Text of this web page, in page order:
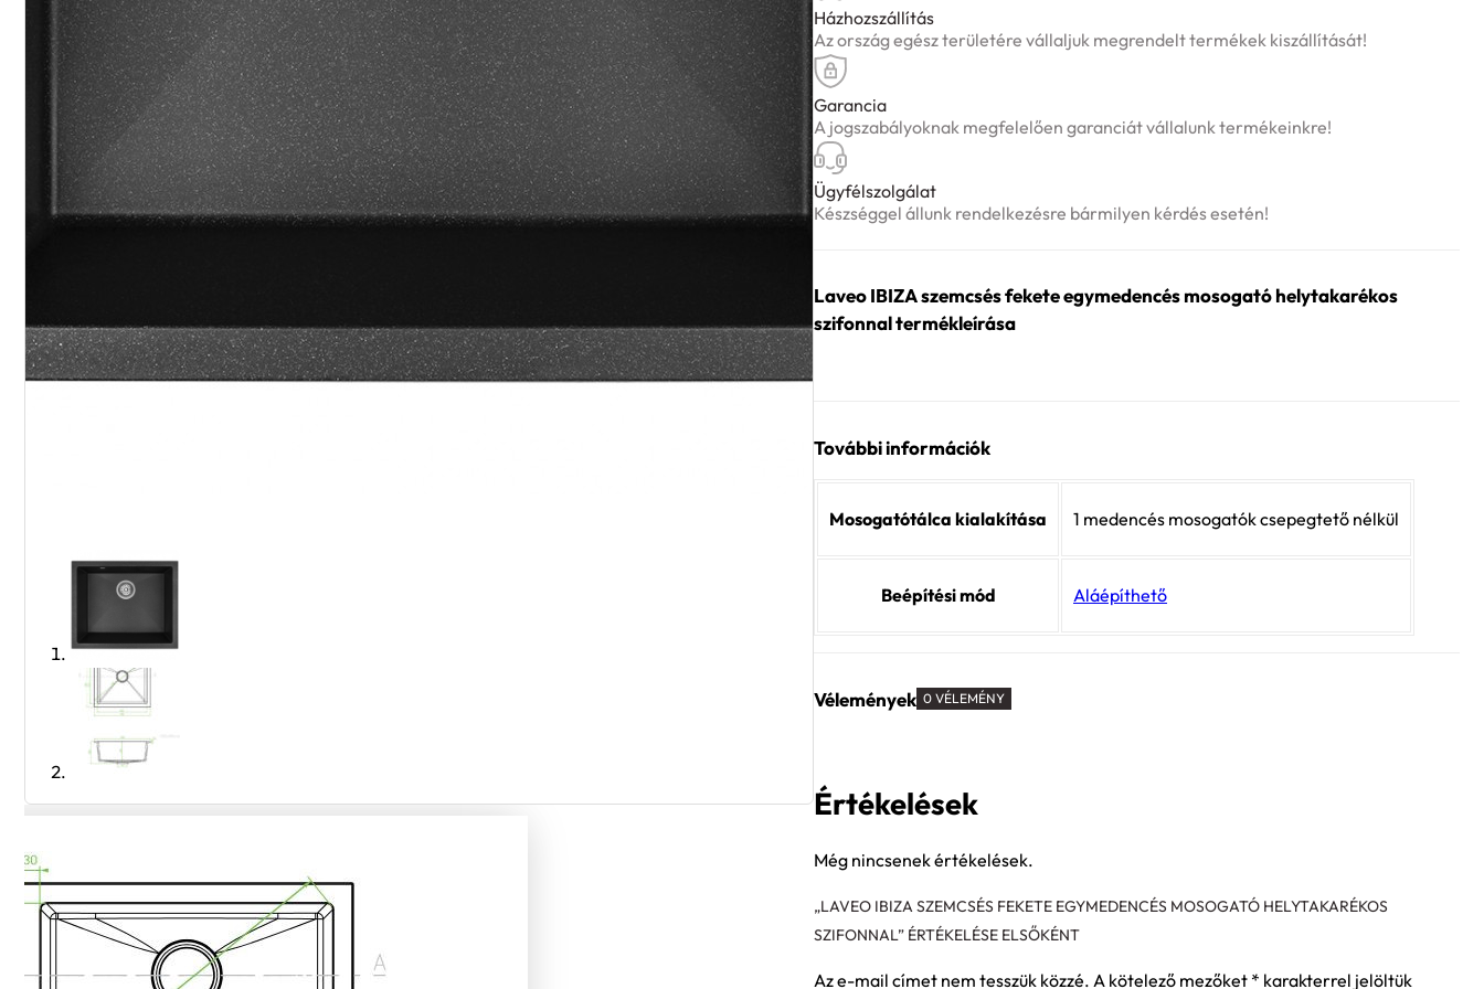
Házhozszállítás
Az ország egész területére vállaljuk megrendelt termékek kiszállítását!
Garancia
A jogszabályoknak megfelelően garanciát vállalunk termékeinkre!
Ügyfélszolgálat
Készséggel állunk rendelkezésre bármilyen kérdés esetén!
Laveo IBIZA szemcsés fekete egymedencés mosogató helytakarékos
szifonnal termékleírása
További információk
Mosogatótálca kialakítása 1 medencés mosogatók csepegtető nélkül
Beépítési mód Aláépíthető
Vélemények 0 VÉLEMÉNY
Értékelések
Még nincsenek értékelések.
„LAVEO IBIZA SZEMCSÉS FEKETE EGYMEDENCÉS MOSOGATÓ HELYTAKARÉKOS
SZIFONNAL” ÉRTÉKELÉSE ELSŐKÉNT
Az e-mail címet nem tesszük közzé. A kötelező mezőket * karakterrel jelöltük